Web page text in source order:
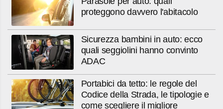
proteggono davvero l'abitacolo
Sicurezza bambini in auto: ecco
quali seggiolini hanno convinto
ADAC
Portabici da tetto: le regole del
Codice della Strada, le tipologie e
come scegliere il migliore